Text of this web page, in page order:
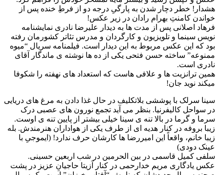
هشدار! خطر دچار شدن به پارگیِ درجه دو از فرطِ خنده پس از
خواندن کامنتِ بهرام رادان در زیر عکس!
فرهاد اصلانی پس از مدت ها به دیدار علیرضا نادری نمایشنامه
نویس سینما و تلویزیون و کارگردان و مدرس تئاتر کشورمان رفته
بود که این عکس مربوط به این دیدار است. فیلمنامه سریال “میوه
ممنوعه” ساخته حسن فتحی یکی از ده ها نوشته ی ماندگار آقای
نادری است.
همین ترانزیت ها و علافی هاست که استعداد های نهفته را شکوفا
میکند نوید جان!
سینا سرلک با پوششی بلاتکلیف در حال غذا دادن به مرغ های دریایی
در سواحل کالیفرنیا. بنظر می آید تجمع نورون های عصبی درک
سرما و گرما در بالا تنه ی سینا خیلی بیشتر از پایین تنه ی اوست.
زیبا بروفه در کنار هدیه ای از طرف یکی از هواداران هنرمندش. بله
زیبا خانم، واقعاً این امیررضا ها کارشان حرف ندارد! (ایموجیِ با
عینک دودی)
سلفی کمیل قاسمی در بین الحرمین در شب اربعین حسینی.
عکس یادگاری مریم خدارحمی در کنار آزیتا حاجیانِ عزیز در پشت